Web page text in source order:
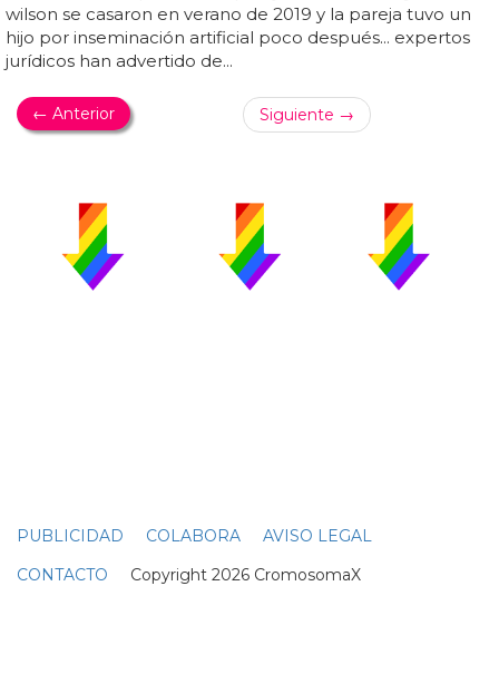
wilson se casaron en verano de 2019 y la pareja tuvo un
hijo por inseminación artificial poco después... expertos
jurídicos han advertido de...
← Anterior Siguiente →
PUBLICIDAD COLABORA
AVISO LEGAL
CONTACTO Copyright 2026 CromosomaX